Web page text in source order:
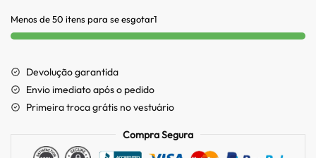
Menos de 50 itens para se esgotar1
Devolução garantida
Envio imediato após o pedido
Primeira troca grátis no vestuário
Compra Segura